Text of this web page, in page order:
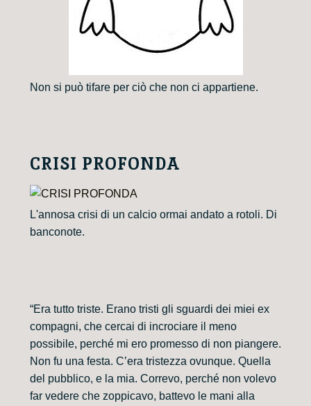
Non si può tifare per ciò che non ci appartiene.
CRISI PROFONDA
L'annosa crisi di un calcio ormai andato a rotoli. Di
banconote.
“Era tutto triste. Erano tristi gli sguardi dei miei ex
compagni, che cercai di incrociare il meno
possibile, perché mi ero promesso di non piangere.
Non fu una festa. C’era tristezza ovunque. Quella
del pubblico, e la mia. Correvo, perché non volevo
far vedere che zoppicavo, battevo le mani alla